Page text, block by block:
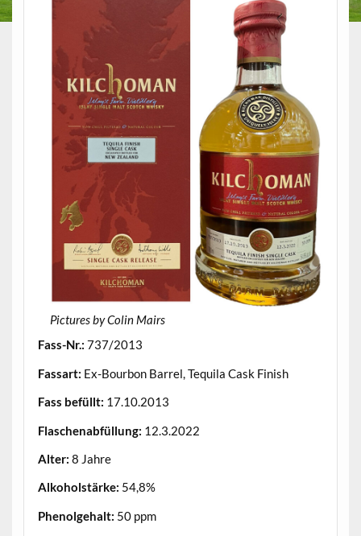
Pictures by Colin Mairs
Fass-Nr.: 737/2013
Fassart: Ex-Bourbon Barrel, Tequila Cask Finish
Fass befüllt: 17.10.2013
Flaschenabfüllung: 12.3.2022
Alter: 8 Jahre
Alkoholstärke: 54,8%
Phenolgehalt: 50 ppm